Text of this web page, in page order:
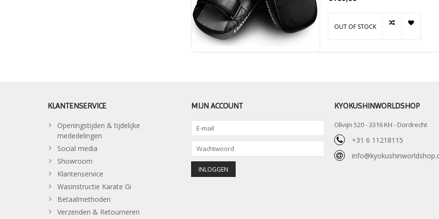
OUT OF STOCK
KLANTENSERVICE
Openingstijden & tijdelijke
mededelingen
Social media
Showroom
Klantenservice
Wasinstructie Karate Gi
Betaalmethoden
Verzenden & Retourneren
MIJN ACCOUNT KYOKUSHINWORLDSHOP
Olivijn 520 - 3316 KH - Dordrecht
+31 6 11218115